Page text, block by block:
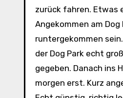
zurück fahren. Etwas
Angekommen am
runtergekommen
der Dog Park echt
gegeben. Danach ins
morgen erst. Kurz